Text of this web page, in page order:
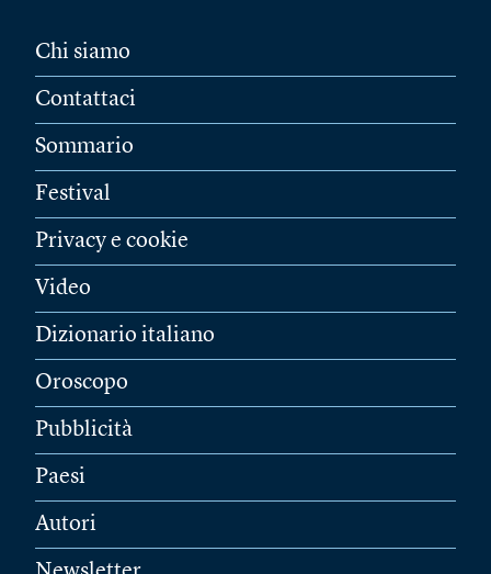
Chi siamo
Contattaci
Sommario
Festival
Privacy e cookie
Video
Dizionario italiano
Oroscopo
Pubblicità
Paesi
Autori